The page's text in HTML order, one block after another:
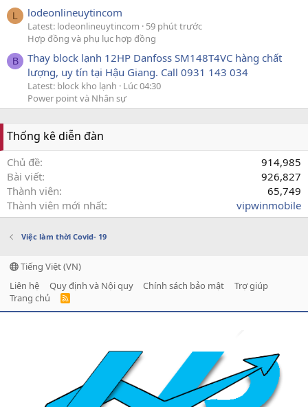
L lodeonlineuytincom
Latest: lodeonlineuytincom
59 phút trước
Hợp đồng và phụ lục hợp đồng
B
Thay block lạnh 12HP Danfoss SM148T4VC hàng chất
lượng, uy tín tại Hậu Giang. Call 0931 143 034
Latest: block kho lạnh
Lúc 04:30
Power point và Nhân sự
Thống kê diễn đàn
Chủ đề
914,985
Bài viết
926,827
Thành viên
65,749
Thành viên mới nhất
vipwinmobile
Việc làm thời Covid- 19
Tiếng Việt (VN)
Liên hệ
Quy định và Nội quy Chính sách bảo mật
Trợ giúp
Trang chủ
R